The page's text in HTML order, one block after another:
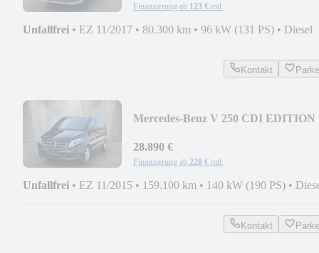
Finanzierung ab 123 € mtl.
Unfallfrei • EZ 11/2017 • 80.300 km • 96 kW (131 PS) • Diesel
Kontakt
Mercedes-Benz V 250 CDI EDITION
28.890 €
Finanzierung ab 228 € mtl.
Unfallfrei • EZ 11/2015 • 159.100 km • 140 kW (190 PS) •
Kontakt